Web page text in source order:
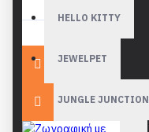
HELLO KITTY
JEWELPET
JUNGLE JUNCTION